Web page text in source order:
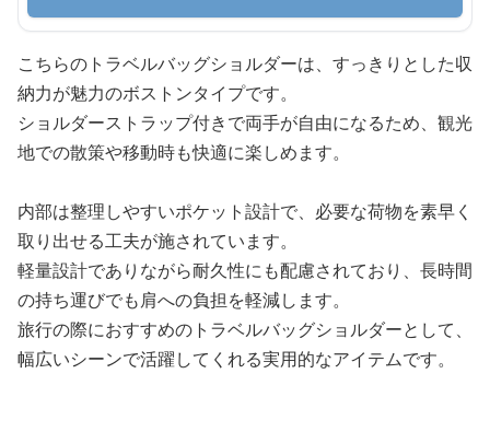
こちらのトラベルバッグショルダーは、すっきりとした収
納力が魅力のボストンタイプです。
ショルダーストラップ付きで両手が自由になるため、観光
地での散策や移動時も快適に楽しめます。
内部は整理しやすいポケット設計で、必要な荷物を素早く
取り出せる工夫が施されています。
軽量設計でありながら耐久性にも配慮されており、長時間
の持ち運びでも肩への負担を軽減します。
旅行の際におすすめのトラベルバッグショルダーとして、
幅広いシーンで活躍してくれる実用的なアイテムです。